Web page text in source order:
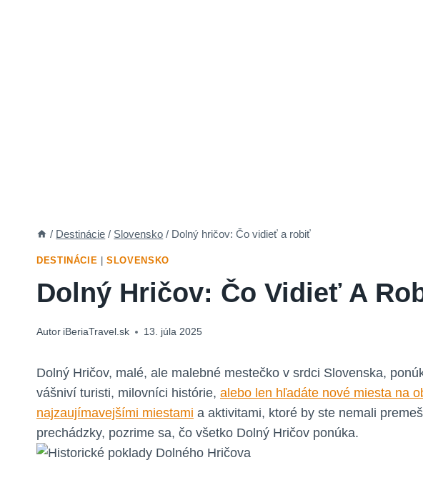
/ Destinácie / Slovensko / Dolný hričov: Čo vidieť a robiť
DESTINÁCIE |SLOVENSKO
Dolný Hričov: Čo Vidieť A
Autor iBeriaTravel.sk 13. júla 2025
Dolný Hričov, malé, ale malebné mestečko v srdci Slovenska,
vášniví turisti, milovníci histórie, alebo len hľadáte nové miesta na
najzaujímavejšími miestami a aktivitami, ktoré by ste nemali
prechádzky, pozrime sa, čo všetko Dolný Hričov ponúka.